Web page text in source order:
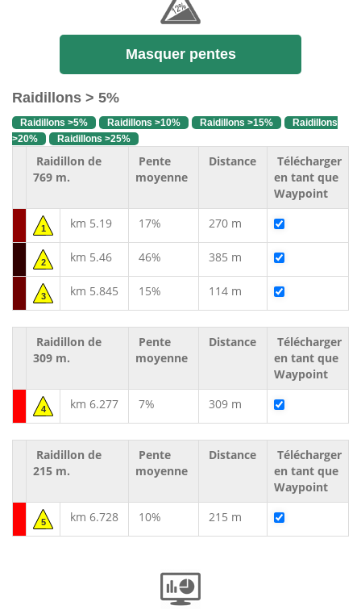
Masquer pentes
Raidillons > 5%
Raidillons >5% Raidillons >10% Raidillons >15%
Raidillons
>20%
Raidillons >25%
Raidillon de
769 m.
Pente
moyenne
Distance
Télécharger
en tant que
Waypoint
1 km 5.19 17% 270 m
2 km 5.46 46% 385 m
3 km 5.845 15% 114 m
Raidillon de
309 m.
Pente
moyenne
Distance
Télécharger
en tant que
Waypoint
4 km 6.277 7% 309 m
Raidillon de
215 m.
Pente
moyenne
Distance
Télécharger
en tant que
Waypoint
5 km 6.728 10% 215 m